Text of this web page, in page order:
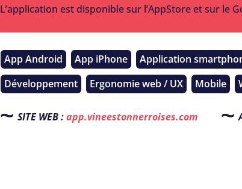
L’application est disponible sur l’AppStore et sur le
App Android App iPhone Application
Développement
Ergonomie web / UX Mobile
SITE WEB :app.vineestonnerroises.com